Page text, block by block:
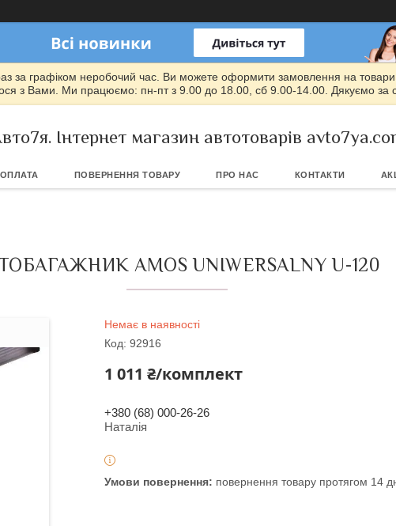
за графіком неробочий час. Ви можете оформити замовлення на товари,
з Вами. Ми працюємо: пн-пт з 9.00 до 18.00, сб 9.00-14.00. Дякуємо за
Інтернет магазин автотоварів
ПОВЕРНЕННЯ ТОВАРУ ПРО НАС КОНТАКТИ
AMOS UNIWERSALNY U-120
Немає в наявності
Код: 92916
1 011 ₴/комплект
+380 (68) 000-26-26
Наталія
повернення товару протягом 14